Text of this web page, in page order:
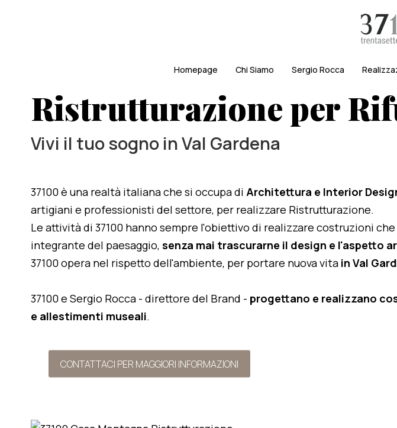
Homepage Chi Siamo Sergio Rocca
Ristrutturazione per
Vivi il tuo sogno in Val Gardena
37100 è una realtà italiana che si occupa di Architettura e Interior
artigiani e professionisti del settore, per realizzare Ristrutturazione.
Le attività di 37100 hanno sempre l'obiettivo di realizzare costruzioni
integrante del paesaggio, senza mai trascurarne il design e l'aspetto
37100 opera nel rispetto dell'ambiente, per portare nuova vita in Val
37100 e Sergio Rocca - direttore del Brand - progettano e realizzano
e allestimenti museali.
CONTATTACI PER MAGGIORI INFORMAZIONI